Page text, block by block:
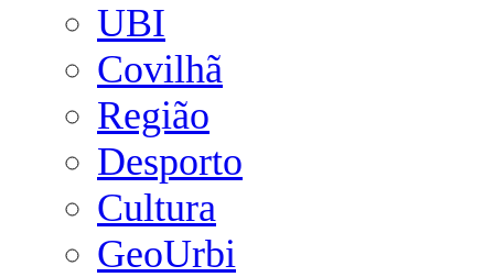
UBI
Covilhã
Região
Desporto
Cultura
GeoUrbi